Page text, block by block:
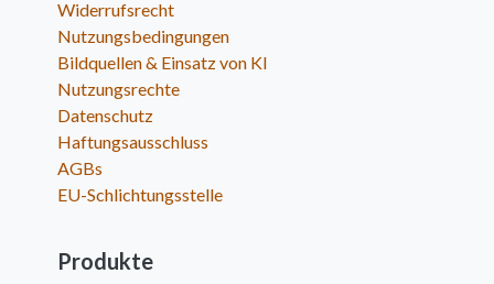
Widerrufsrecht
Nutzungsbedingungen
Bildquellen & Einsatz von KI
Nutzungsrechte
Datenschutz
Haftungsausschluss
AGBs
EU-Schlichtungsstelle
Produkte